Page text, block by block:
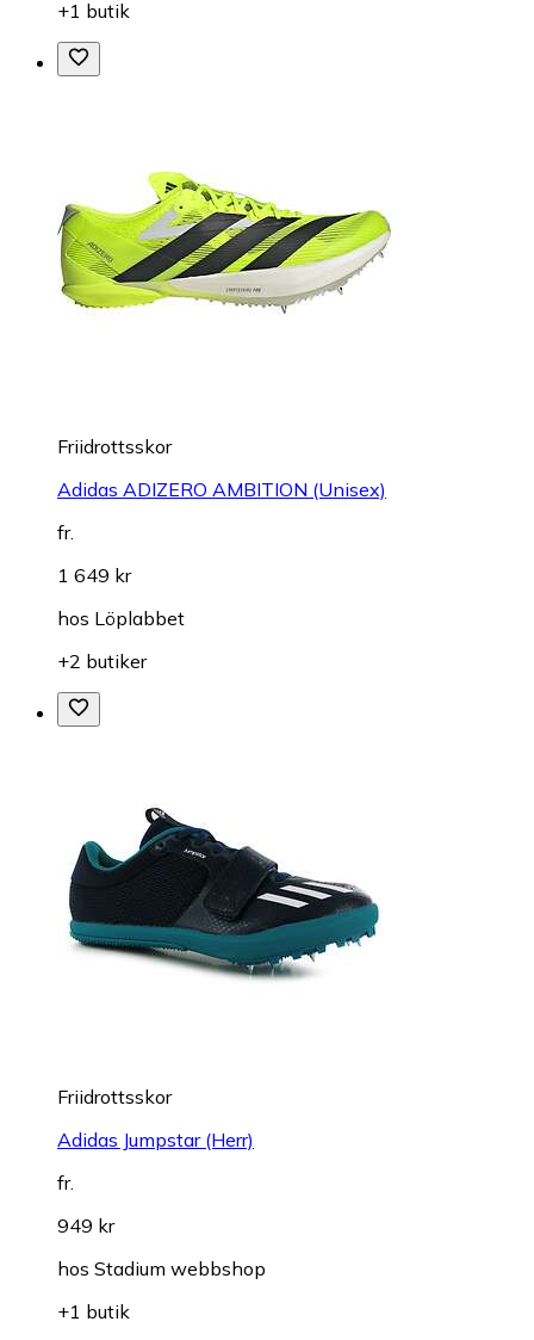
+1 butik
Friidrottsskor
Adidas ADIZERO AMBITION (Unisex)
fr.
1 649 kr
hos Löplabbet
+2 butiker
Friidrottsskor
Adidas Jumpstar (Herr)
fr.
949 kr
hos Stadium webbshop
+1 butik